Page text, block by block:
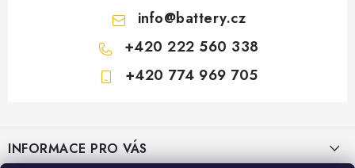
info@battery.cz
+420 222 560 338
+420 774 969 705
pINFORMACE PRO VÁS